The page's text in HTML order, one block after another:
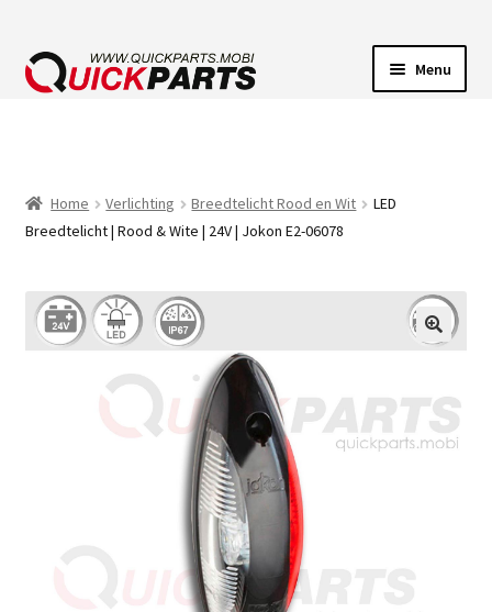
Menu
ELEKTRISCHE CONNECTOREN
Home Verlichting Breedtelicht Rood en Wit
LED
Breedtelicht | Rood & Wite | 24V | Jokon E2-06078